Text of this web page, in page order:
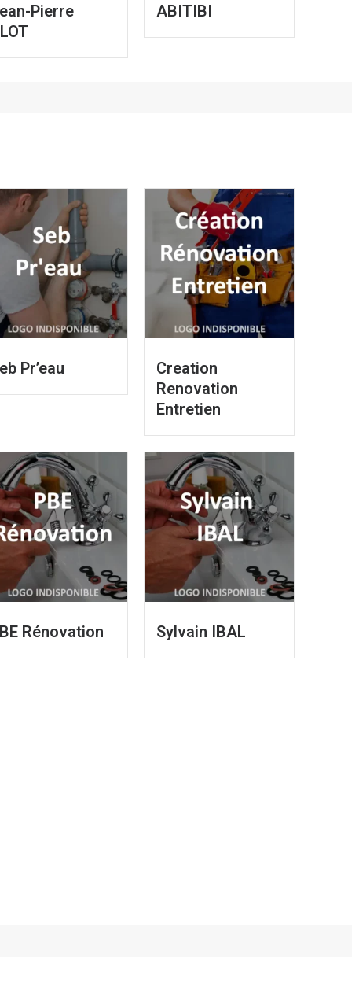
Pierre
ABITIBI
Pr’eau
Creation
Renovation
Entretien
Rénovation Sylvain IBAL